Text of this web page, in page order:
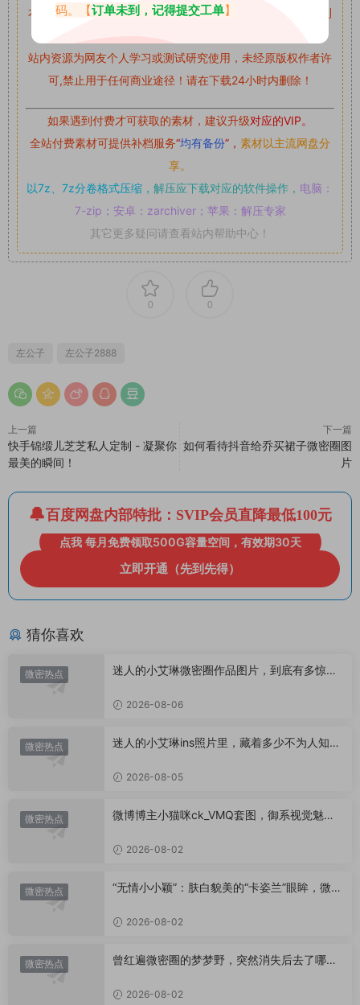
本站资源均来自网络分享，如有侵犯你的权益请私信留言
收到
站内资源为网友个人学习或测试研究使用，未经原版权作者许
可,禁止用于任何商业途径！请在下载24小时内删除！
如果遇到付费才可获取的素材，建议升级对应的VIP。
全站付费素材可提供补档服务“均有备份”， 素材以主流网盘分
享。
以7z、7z分卷格式压缩， 解压应下载对应的软件操作， 电脑：
7-zip；安卓：zarchiver；苹果：解压专家
其它更多疑问请查看站内帮助中心！
0 0
左公子 左公子2888
上一篇
快手锦缎儿芝芝私人定制 - 凝聚你
最美的瞬间！
下一篇
如何看待抖音给乔买裙子微密圈图
片
百度网盘内部特批：SVIP会员直降最低100元
点我 每月免费领取500G容量空间，有效期30天
立即开通（先到先得）
猜你喜欢
微密热点
迷人的小艾琳微密圈作品图片，到底有多惊
2026-08-06
微密热点
迷人的小艾琳ins照片里，藏着多少不为人知的
2026-08-05
微密热点
微博博主小猫咪ck_VMQ套图，御系视觉魅力
2026-08-02
微密热点
“无情小小颖”：肤白貌美的“卡姿兰”眼眸，微密
2026-08-02
微密热点
曾红遍微密圈的梦梦野，突然消失后去了哪
2026-08-02
码。【订单未到，记得提交工单】